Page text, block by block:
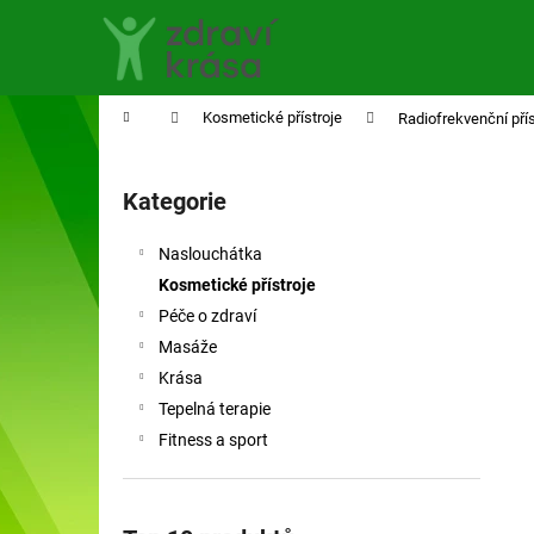
Domů Kosmetické přístroje Radiofrekvenční
P
a
Přeskočit
kategorie
Kategorie
Naslouchátka
Kosmetické přístroje
Péče o zdraví
Masáže
Krása
Tepelná terapie
Fitness a sport
Zpět
do
obchodu
Zpět
do
obchodu